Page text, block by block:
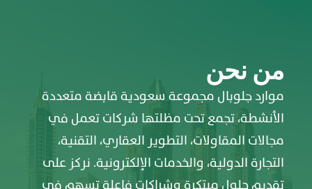
من نحن
موارد جلوبال مجموعة سعودية قابضة متعددة
الأنشطة، تجمع تحت مظلتها شركات تعمل في
مجالات المقاولات، التطوير العقاري، التقنية،
التجارة الدولية، والخدمات الإلكترونية. نركز على